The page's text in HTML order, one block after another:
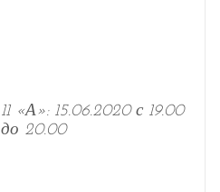
11 «А»: 15.06.2020 с 19.00
до 20.00